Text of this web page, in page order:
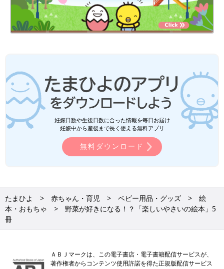
妊娠日数や生後日数に合った情報を毎日お届け
妊娠中から産後まで長く使える無料アプリ
無料ダウンロード
たまひよ 赤ちゃん・育児 ベビー用品・グッズ
絵
本・おもちゃ
野菜が好きになる！？「楽しいやさいの絵本」5
冊
ＡＢＪマークは、この電子書店・電子書籍配信サービスが、
著作権者からコンテンツ使用許諾を得た正規版配信サービス